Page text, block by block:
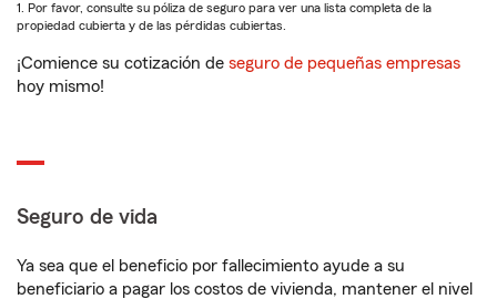
1. Por favor, consulte su póliza de seguro para ver una lista completa de la
propiedad cubierta y de las pérdidas cubiertas.
¡Comience su cotización de seguro de pequeñas empresas
hoy mismo!
Seguro de vida
Ya sea que el beneficio por fallecimiento ayude a su
beneficiario a pagar los costos de vivienda, mantener el nivel